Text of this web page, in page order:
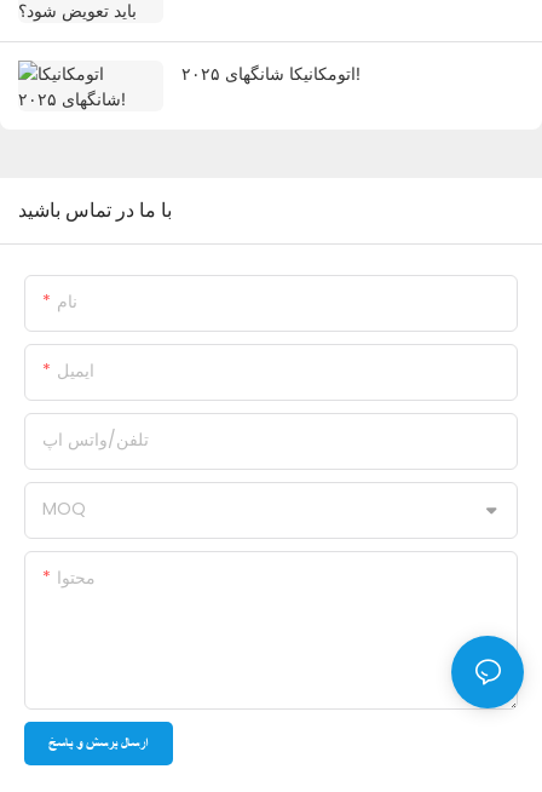
اتومکانیکا شانگهای ۲۰۲۵!
با ما در تماس باشید
نام
ایمیل
تلفن/واتس اپ
MOQ
محتوا
ارسال پرسش و پاسخ